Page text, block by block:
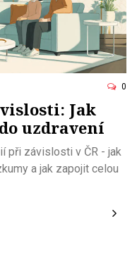
0
Jak
uzdravení
při závislosti v ČR - jak
a jak zapojit celou